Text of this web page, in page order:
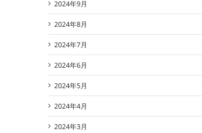
2024年9月
2024年8月
2024年7月
2024年6月
2024年5月
2024年4月
2024年3月